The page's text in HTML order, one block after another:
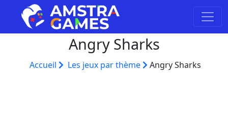
Angry Sharks
Accueil Les jeux par thème Angry Sharks